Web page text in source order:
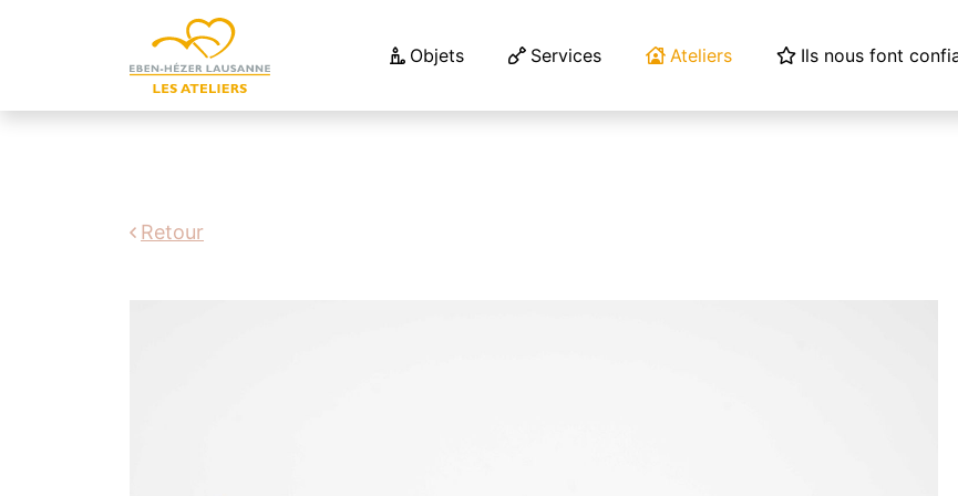
Objets Services Ateliers Ils nous font
Retour